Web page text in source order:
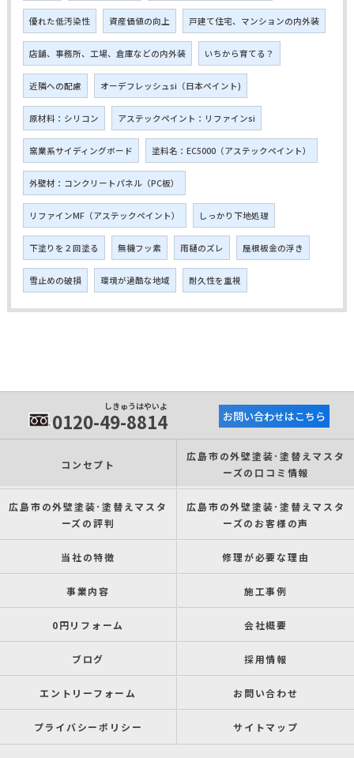
優れた低汚染性 資産価値の向上 戸建て住宅、マンションの内外装
店舗、事務所、工場、倉庫などの内外装 いちから育てる？
近隣への配慮 オーデフレッシュsi（日本ペイント)
原材料：シリコン アステックペイント：リファインsi
窯業系サイディングボード 塗料名：EC5000（アステックペイント）
外壁材：コンクリートパネル（PC板）
リファインMF（アステックペイント） しっかり下地処理
下塗りを２回塗る 無機フッ素 雨樋のズレ 屋根板金の浮き
雪止めの破損 環境が過酷な地域 耐久性を重視
しきゅうはやいよ
0120-49-8814 お問い合わせはこちら
コンセプト
広島市の外壁塗装･塗替えマスタ
ーズの口コミ情報
広島市の外壁塗装･塗替えマスタ
ーズの評判
広島市の外壁塗装･塗替えマスタ
ーズのお客様の声
当社の特徴 修理が必要な理由
事業内容 施工事例
0円リフォーム 会社概要
ブログ 採用情報
エントリーフォーム お問い合わせ
プライバシーポリシー サイトマップ